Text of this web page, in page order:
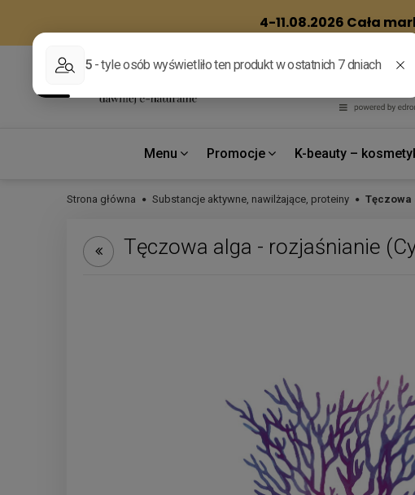
Menu Promocje K-beauty –
Strona główna Substancje aktywne, nawilżające, proteiny Tęczowa
Tęczowa alga - rozjaśnianie